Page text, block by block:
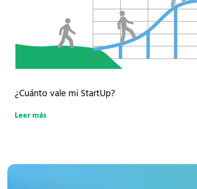
¿Cuánto vale mi StartUp?
Leer más